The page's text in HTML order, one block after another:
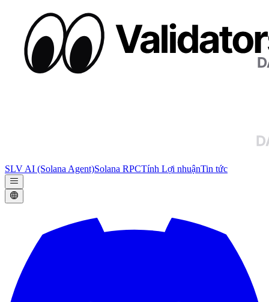
SLV AI (Solana Agent)Solana RPCTính Lợi nhuậnTin tức